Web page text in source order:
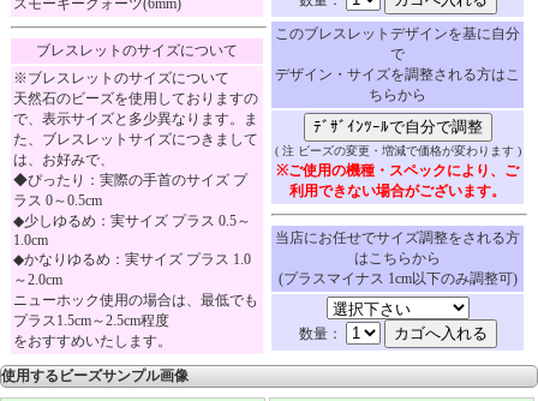
ブレスレットのサイズについて
※ブレスレットのサイズについて
天然石のビーズを使用しておりますの
で、表示サイズと多少異なります。ま
た、ブレスレットサイズにつきまして
は、お好みで、
◆ぴったり：実際の手首のサイズ プ
ラス 0～0.5cm
◆少しゆるめ：実サイズ プラス 0.5～
1.0cm
◆かなりゆるめ：実サイズ プラス 1.0
～2.0cm
ニューホック使用の場合は、最低でも
プラス1.5cm～2.5cm程度
をおすすめいたします。
このブレスレットデザインを基に自分
で
デザイン・サイズを調整される方はこ
ちらから
( 注 ビーズの変更・増減で価格が変わります )
※ご使用の機種・スペックにより、ご
利用できない場合がございます。
当店にお任せでサイズ調整をされる方
はこちらから
(プラスマイナス 1cm以下のみ調整可)
数量：
使用するビーズサンプル画像